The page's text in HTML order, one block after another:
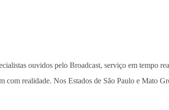
ouvidos pelo Broadcast, serviço em tempo
realidade. Nos Estados de São Paulo e Mato